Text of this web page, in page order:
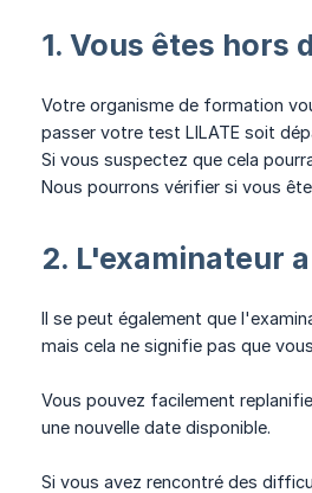
1. Vous êtes hors
Votre organisme de formation
passer votre test LILATE soit
Si vous suspectez que cela
Nous pourrons vérifier si vous
2. L'examinateur
Il se peut également que
mais cela ne signifie pas que
Vous pouvez facilement
une nouvelle date disponible.
Si vous avez rencontré des